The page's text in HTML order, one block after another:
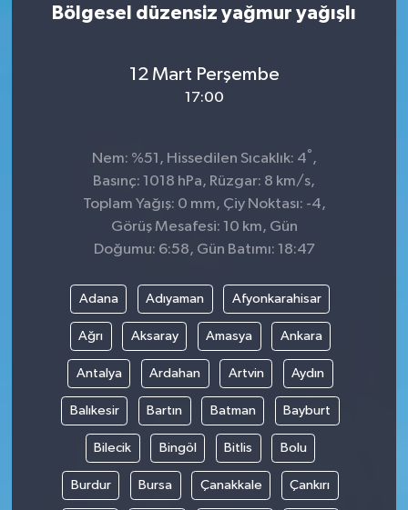
Bölgesel düzensiz yağmur yağışlı
12 Mart Perşembe
17:00
Nem: %51, Hissedilen Sıcaklık: 4° ,
Basınç: 1018 hPa, Rüzgar: 8 km/s,
Toplam Yağış: 0 mm, Çiy Noktası: -4,
Görüş Mesafesi: 10 km, Gün
Doğumu: 6:58, Gün Batımı: 18:47
Adana Adıyaman Afyonkarahisar
Ağrı Aksaray Amasya Ankara
Antalya Ardahan Artvin Aydın
Balıkesir Bartın Batman Bayburt
Bilecik Bingöl Bitlis Bolu
Burdur Bursa Çanakkale Çankırı